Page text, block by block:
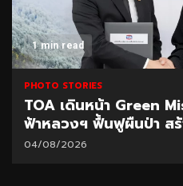
1 min read
PHOTO STORIES
TOA เดินหน้า Green
ฟ้าหลวงฯ ฟื้นฟูผืนป่า ส
04/08/2026